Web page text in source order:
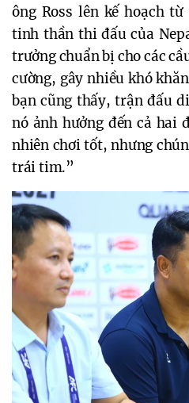
ông Ross lên kế hoạch
tinh thần thi đấu của
trưởng chuẩn bị cho các
cường, gây nhiều khó
bạn cũng thấy, trận đấu
nó ảnh hưởng đến cả hai
nhiên chơi tốt, nhưng
trái tim.”